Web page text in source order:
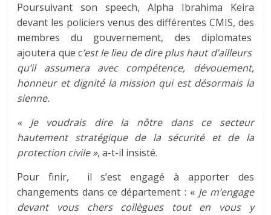
Poursuivant son speech, Alpha Ibrahima Keira
devant les policiers venus des différentes CMIS, des
membres du gouvernement, des diplomates
ajoutera que c’est le lieu de dire plus haut d’ailleurs
qu’il assumera avec compétence, dévouement,
honneur et dignité la mission qui est désormais la
sienne.
« Je voudrais dire la nôtre dans ce secteur
hautement stratégique de la sécurité et de la
protection civile », a-t-il insisté.
Pour finir, il s’est engagé à apporter des
changements dans ce département : « Je m’engage
devant vous chers collègues tout en vous y